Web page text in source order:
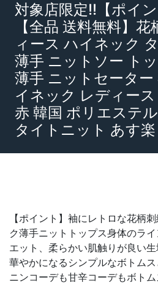
対象店限定!!【ポイン
【全品 送料無料】
ィース ハイネック
薄手 ニットソー ト
薄手 ニットセーター
イネック レディー
赤 韓国 ポリエステ
タイトニット あす楽
【ポイント】袖にレトロな花柄
ク薄手ニットトップス身体のラ
エット、柔らかい肌触りが良い
華やかになるシンプルなボトム
ニンコーデも甘辛コーデもボト